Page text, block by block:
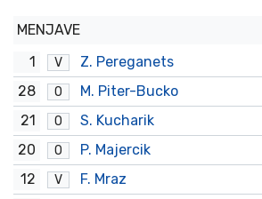
MENJAVE
1
V
Z. Pereganets
28
O
M. Piter-Bucko
21
O
S. Kucharik
20
O P. Majercik
12 V F. Mraz